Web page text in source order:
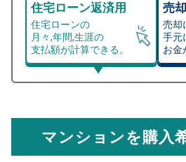
住宅ローン返済用
住宅ローンの
月々,年間,生涯の
支払額が計算できる。
売
売却
手元
お金
総支払額シミュ
計算できます。
マンション売却シ
から売却にかかる諸経費が自動
金額がわかります。
マンションを購入